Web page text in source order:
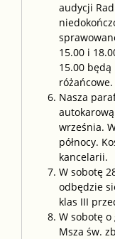
audycji
15.00 i
15.00
różańcowe.
Nasza
września.
północy.
kancelarii.
W sobotę
odbędzie
klas III
W sobotę
Msza św.